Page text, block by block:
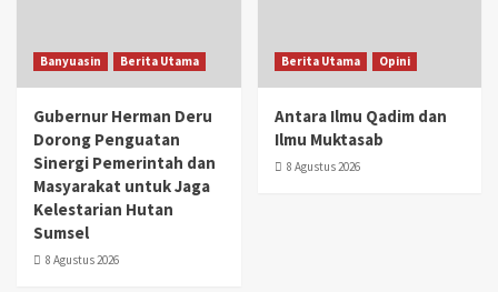
Banyuasin Berita Utama
Gubernur Herman Deru
Dorong Penguatan
Sinergi Pemerintah dan
Masyarakat untuk Jaga
Kelestarian Hutan
Sumsel
8 Agustus 2026
Berita Utama Opini
Antara Ilmu Qadim dan
Ilmu Muktasab
8 Agustus 2026